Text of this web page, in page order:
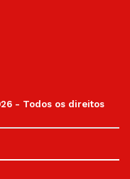
- Todos os direitos